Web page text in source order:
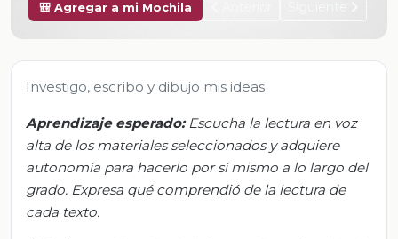
🎒 Agregar a mi Mochila
Investigo, escribo y dibujo mis ideas
Aprendizaje esperado:Escucha la lectura en voz
alta de los materiales seleccionados y adquiere
autonomía para hacerlo por sí mismo a lo largo del
grado. Expresa qué comprendió de la lectura de
cada texto.